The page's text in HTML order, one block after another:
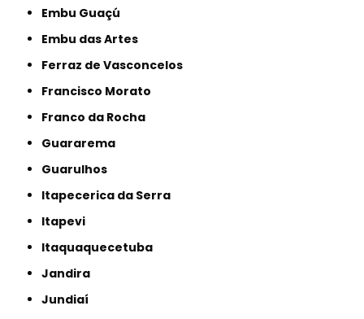
Embu Guaçú
Embu das Artes
Ferraz de Vasconcelos
Francisco Morato
Franco da Rocha
Guararema
Guarulhos
Itapecerica da Serra
Itapevi
Itaquaquecetuba
Jandira
Jundiaí